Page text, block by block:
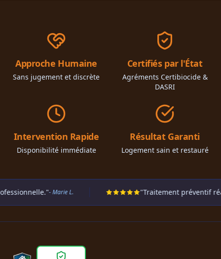
Approche Humaine
Sans jugement et discrète
Certifiés par l'État
Agréments Certibiocide &
DASRI
Intervention Rapide
Disponibilité immédiate
Résultat Garanti
Logement sain et restauré
- Marie L. "Traitement préventif réalisé au gel